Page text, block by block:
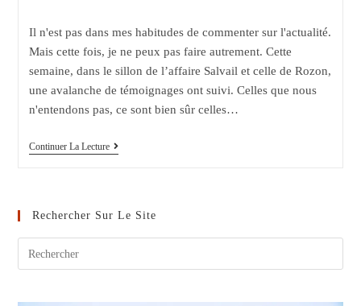
Il n'est pas dans mes habitudes de commenter sur l'actualité.
Mais cette fois, je ne peux pas faire autrement. Cette
semaine, dans le sillon de l’affaire Salvail et celle de Rozon,
une avalanche de témoignages ont suivi. Celles que nous
n'entendons pas, ce sont bien sûr celles…
Continuer La LectureÀ
Silencieuses
Rechercher Sur Le Site